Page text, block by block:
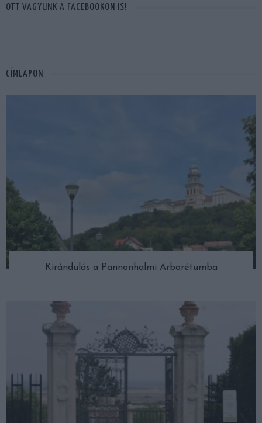
OTT VAGYUNK A FACEBOOKON IS!
CÍMLAPON
Kirándulás a Pannonhalmi Arborétumba